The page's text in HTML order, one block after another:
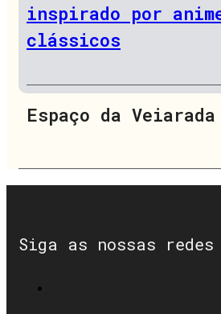
inspirado por
clássicos
Espaço da Veiarada
Siga as nossas redes